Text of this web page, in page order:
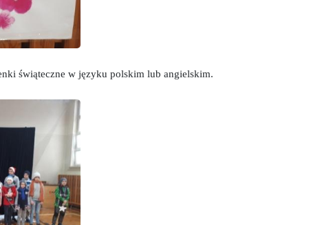
świąteczne w języku polskim lub angielskim.